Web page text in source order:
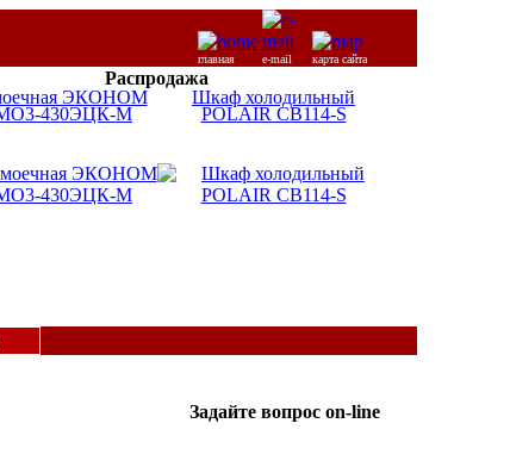
главная e-mail карта сайта
Распродажа
ЭКОНОМ
430ЭЦК-М
Шкаф холодильный
POLAIR CB114-S
Задайте вопрос on-line